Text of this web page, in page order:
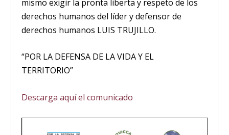
mismo exigir la pronta liberta y respeto de los
derechos humanos del líder y defensor de
derechos humanos LUIS TRUJILLO.
“POR LA DEFENSA DE LA VIDA Y EL
TERRITORIO”
Descarga aquí el comunicado